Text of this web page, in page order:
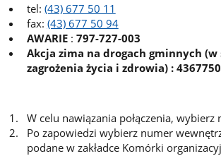
tel: (43) 677 50 11
fax: (43) 677 50 94
AWARIE: 797-727-003
Akcja zima na drogach gminnych
zagrożenia życia i zdrowia) :
W celu nawiązania połączenia, wybierz
Po zapowiedzi wybierz numer
podane w zakładce Komórki